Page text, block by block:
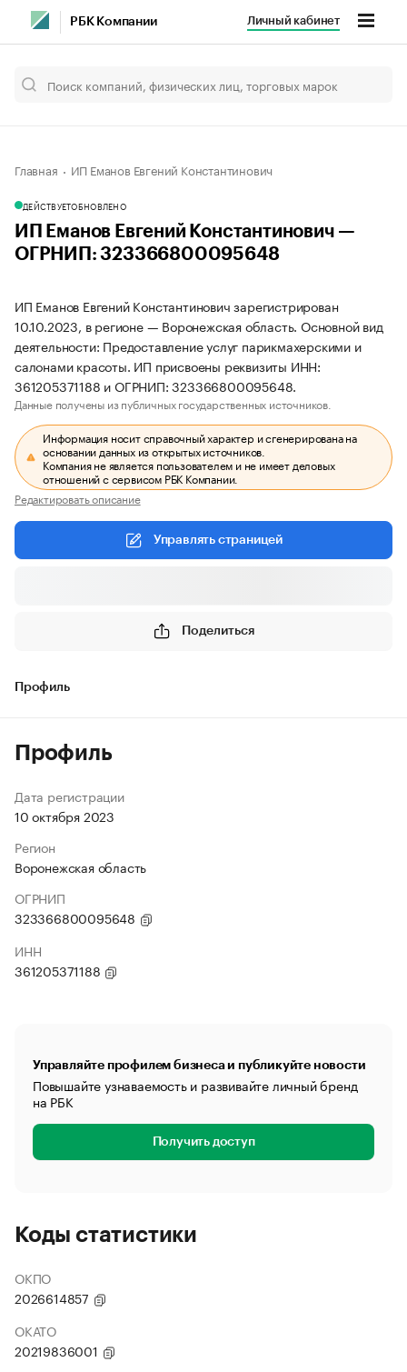
РБК Компании Личный кабинет
Главная ИП Еманов Евгений Константинович
ДЕЙСТВУЕТОБНОВЛЕНО
ИП Еманов Евгений Константинович —
ОГРНИП: 323366800095648
ИП Еманов Евгений Константинович зарегистрирован
10.10.2023, в регионе — Воронежская область. Основной вид
деятельности: Предоставление услуг парикмахерскими и
салонами красоты. ИП присвоены реквизиты ИНН:
361205371188 и ОГРНИП: 323366800095648.
Данные получены из публичных государственных источников.
Информация носит справочный характер и сгенерирована на
основании данных из открытых источников.
Компания не является пользователем и не имеет деловых
отношений с сервисом РБК Компании.
Редактировать описание
Управлять страницей
Поделиться
Профиль
Профиль
Дата регистрации
10 октября 2023
Регион
Воронежская область
ОГРНИП
323366800095648
ИНН
361205371188
Управляйте профилем бизнеса и публикуйте новости
Повышайте узнаваемость и развивайте личный бренд
на РБК
Получить доступ
Коды статистики
ОКПО
2026614857
ОКАТО
20219836001